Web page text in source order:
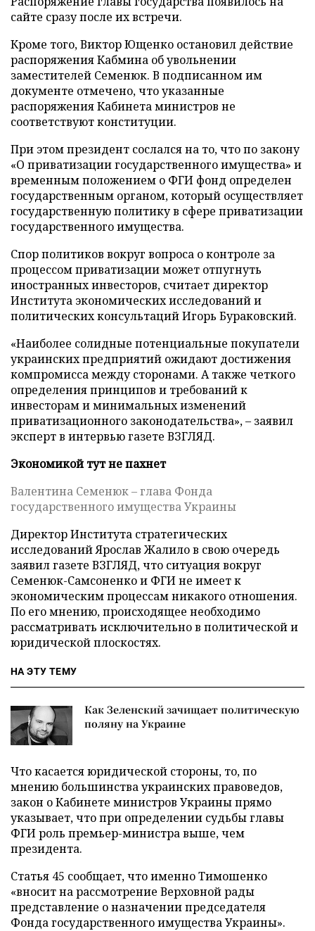
сайте сразу после их встречи.
Кроме того, Виктор Ющенко остановил действие
распоряжения Кабмина об увольнении
заместителей Семенюк. В подписанном им
документе отмечено, что указанные
распоряжения Кабинета министров не
соответствуют конституции.
При этом президент сослался на то, что по закону
«О приватизации государственного имущества» и
временным положением о ФГИ фонд определен
государственным органом, который осуществляет
государственную политику в сфере приватизации
государственного имущества.
Спор политиков вокруг вопроса о контроле за
процессом приватизации может отпугнуть
иностранных инвесторов, считает директор
Института экономических исследований и
политических консультаций Игорь Бураковский.
«Наиболее солидные потенциальные покупатели
украинских предприятий ожидают достижения
компромисса между сторонами. А также четкого
определения принципов и требований к
инвесторам и минимальных изменений
приватизационного законодательства», – заявил
эксперт в интервью газете ВЗГЛЯД.
Экономикой тут не пахнет
Валентина Семенюк – глава Фонда
государственного имущества Украины
Директор Института стратегических
исследований Ярослав Жалило в свою очередь
заявил газете ВЗГЛЯД, что ситуация вокруг
Семенюк-Самсоненко и ФГИ не имеет к
экономическим процессам никакого отношения.
По его мнению, происходящее необходимо
рассматривать исключительно в политической и
юридической плоскостях.
НА ЭТУ ТЕМУ
Как Зеленский зачищает политическую
поляну на Украине
Что касается юридической стороны, то, по
мнению большинства украинских правоведов,
закон о Кабинете министров Украины прямо
указывает, что при определении судьбы главы
ФГИ роль премьер-министра выше, чем
президента.
Статья 45 сообщает, что именно Тимошенко
«вносит на рассмотрение Верховной рады
представление о назначении председателя
Фонда государственного имущества Украины».